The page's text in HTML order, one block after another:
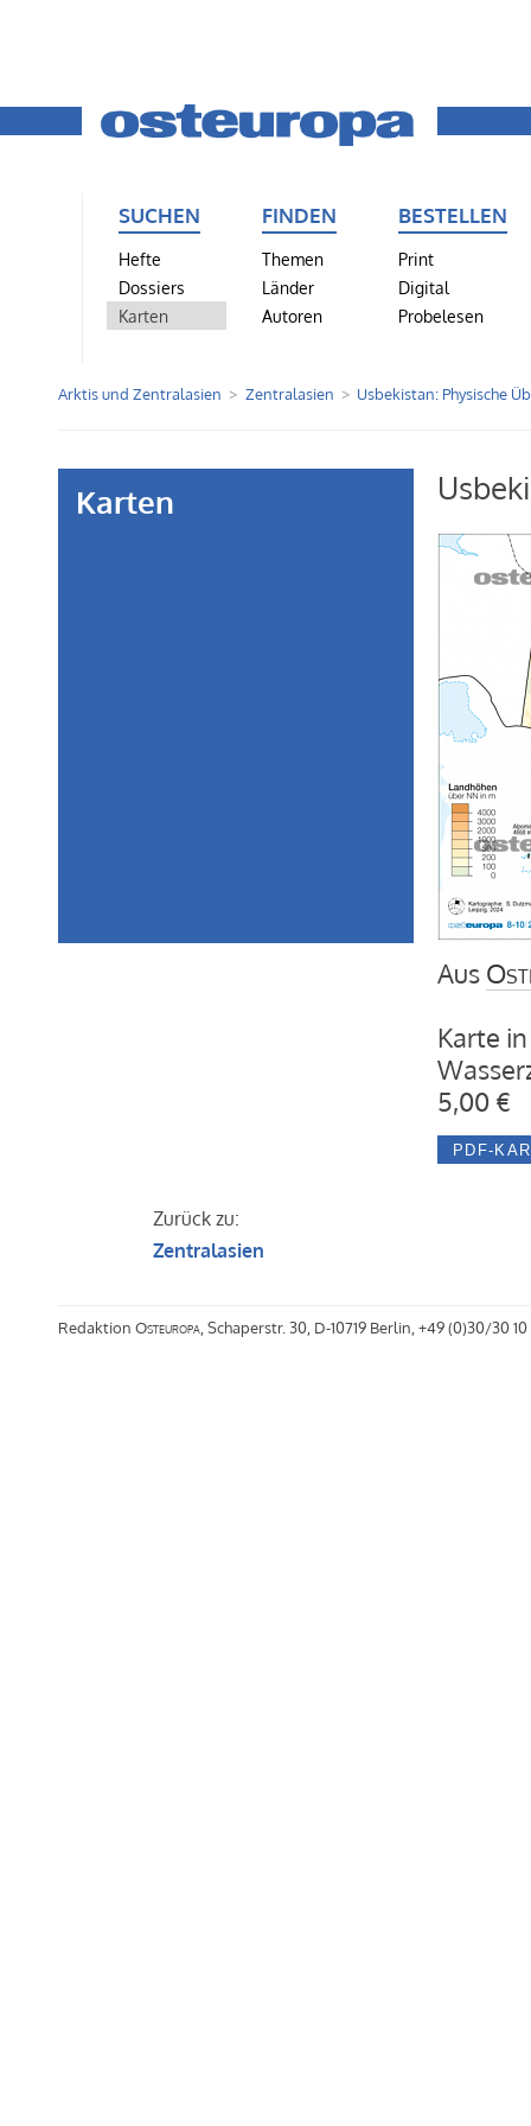
SUCHEN
Hefte
Dossiers
Karten
FINDEN
Themen
Länder
Autoren
BESTELLEN
Print
Digital
Probelesen
Arktis und Zentralasien Zentralasien Usbekistan: Physische
Karten
Aus
Karte
5,00 €
Zurück zu:
Zentralasien
Redaktion Osteuropa , Schaperstr. 30, D-10719 Berlin, +49 (0)30/30